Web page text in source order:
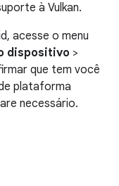
à Vulkan.
acesse o menu
dispositivo >
que tem você
plataforma
necessário.